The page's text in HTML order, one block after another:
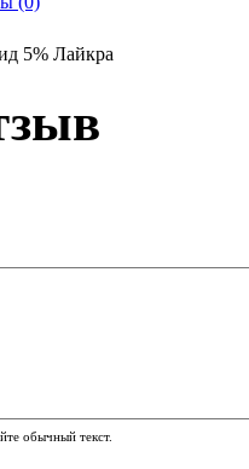
5% Лайкра
обычный текст.